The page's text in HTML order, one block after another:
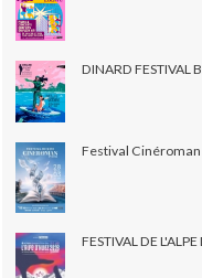
DINARD FESTIVAL
Festival
FESTIVAL DE